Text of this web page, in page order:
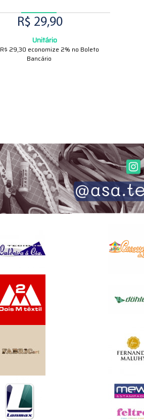
R$ 29,90
Unitário
R$ 29,30 economize 2% no Boleto
Bancário